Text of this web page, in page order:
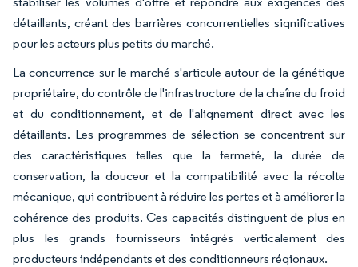
détaillants, créant des barrières concurrentielles significatives
pour les acteurs plus petits du marché.
La concurrence sur le marché s'articule autour de la génétique
propriétaire, du contrôle de l'infrastructure de la chaîne du froid
et du conditionnement, et de l'alignement direct avec les
détaillants. Les programmes de sélection se concentrent sur
des caractéristiques telles que la fermeté, la durée de
conservation, la douceur et la compatibilité avec la récolte
mécanique, qui contribuent à réduire les pertes et à améliorer la
cohérence des produits. Ces capacités distinguent de plus en
plus les grands fournisseurs intégrés verticalement des
producteurs indépendants et des conditionneurs régionaux.